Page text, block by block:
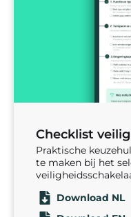
Checklist
Praktische
te maken bij het
Download NL